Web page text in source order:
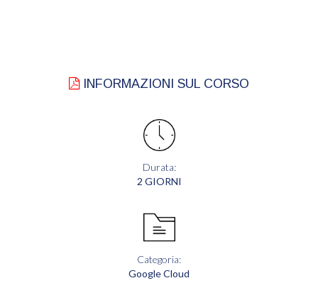
INFORMAZIONI SUL CORSO
Durata:
2 GIORNI
Categoria:
Google Cloud